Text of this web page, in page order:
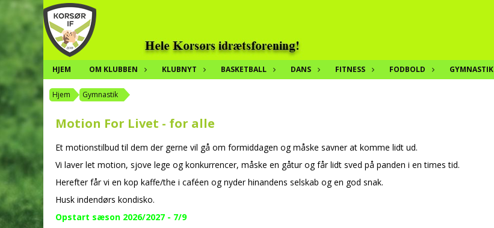
HJEM OM KLUBBEN KLUBNYT BASKETBALL DANS FITNESS FODBOLD GYMNASTIK
Hjem Gymnastik
Motion For Livet - for alle
Et motionstilbud til dem der gerne vil gå om formiddagen og måske savner at komme lidt ud.
Vi laver let motion, sjove lege og konkurrencer, måske en gåtur og får lidt sved på panden i en times tid.
Herefter får vi en kop kaffe/the i caféen og nyder hinandens selskab og en god snak.
Husk indendørs kondisko.
Opstart sæson 2026/2027 - 7/9